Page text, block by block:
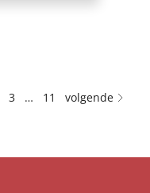
3 … 11 volgende